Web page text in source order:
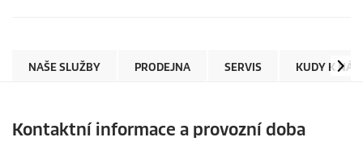
NAŠE SLUŽBY PRODEJNA SERVIS KUDY K NÁM
Kontaktní informace a provozní doba